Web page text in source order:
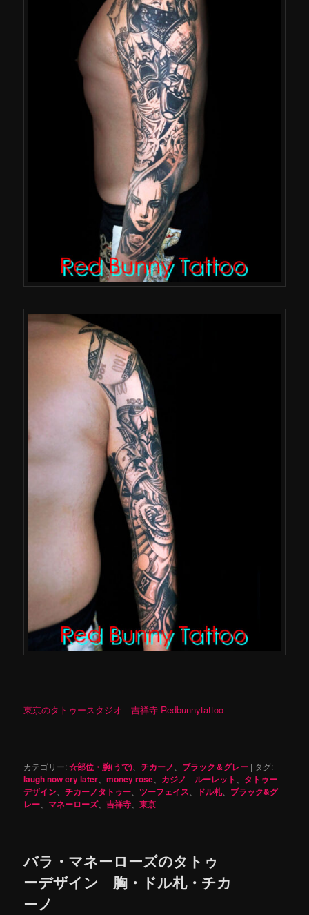
東京のタトゥースタジオ 吉祥寺 Redbunnytattoo
カテゴリー:☆部位・腕(うで) 、チカーノ ブラック＆グレー | タグ:
laugh now cry later 、money rose カジノ ルーレット
タトゥー
デザイン 、チカーノタトゥー 、ツーフェイス ドル札、 ブラック&グ
レー
マネーローズ、吉祥寺 、東京
バラ・マネーローズのタトゥ
ーデザイン 胸・ドル札・チカ
ーノ